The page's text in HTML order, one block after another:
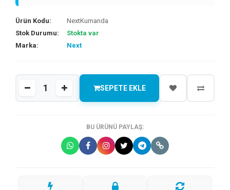
Ürün Kodu:
NextKumanda
Stok Durumu:
Stokta var
Marka:
Next
SEPETE EKLE
BU ÜRÜNÜ PAYLAŞ: